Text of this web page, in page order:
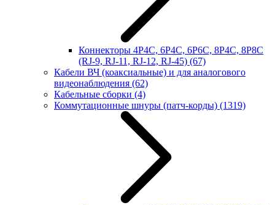
Коннекторы 4P4C, 6P4C, 6P6C, 8P4C, 8P8C
(RJ-9, RJ-11, RJ-12, RJ-45) (67)
Кабели ВЧ (коаксиальные) и для аналогового
видеонаблюдения (62)
Кабельные сборки (4)
Коммутационные шнуры (патч-корды) (1319)